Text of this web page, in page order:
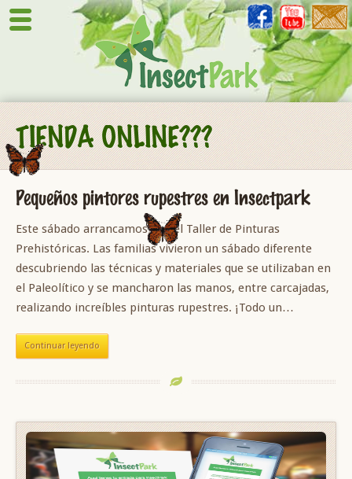
TIENDA ONLINE???
Pequeños pintores rupestres en Insectpark
Este sábado arrancamos con el Taller de Pinturas
Prehistóricas. Las familias vivieron un sábado diferente
descubriendo las técnicas y materiales que se utilizaban en
el Paleolítico y se mancharon las manos, entre carcajadas,
realizando increíbles pinturas rupestres. ¡Todo un…
Continuar leyendo